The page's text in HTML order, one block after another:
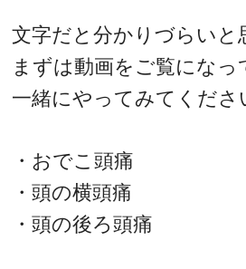
文字だと分かりづらいと
まずは動画をご覧になっ
一緒にやってみてくださ
・おでこ頭痛
・頭の横頭痛
・頭の後ろ頭痛